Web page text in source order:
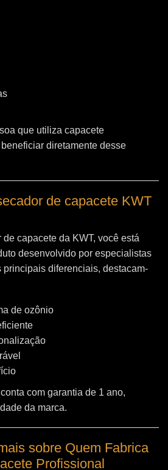
que utiliza capacete
diretamente desse
de capacete KWT
capacete da KWT, você está
desenvolvido por especialistas
principais diferenciais, destacam-
de ozônio
com garantia de 1 ano,
da marca.
sobre Quem Fabrica
Profissional